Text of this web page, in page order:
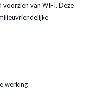
van WIFI. Deze
werking